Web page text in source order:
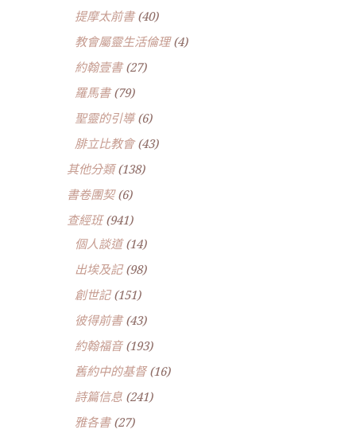
提摩太前書(40)
教會屬靈生活倫理(4)
約翰壹書(27)
羅馬書(79)
聖靈的引導(6)
腓立比教會(43)
其他分類(138)
書卷團契(6)
查經班(941)
個人談道(14)
出埃及記(98)
創世記(151)
彼得前書(43)
約翰福音(193)
舊約中的基督(16)
詩篇信息 (241)
雅各書(27)